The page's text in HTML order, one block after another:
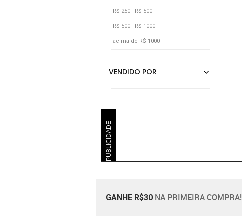
R$ 250 - R$ 500
R$ 500 - R$ 1000
acima de R$ 1000
PUBLICIDADE
GANHE R$30 NA PRIMEIRA COMPRA!